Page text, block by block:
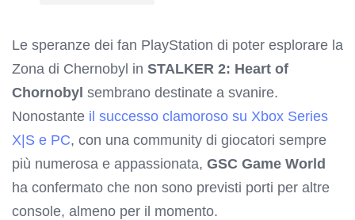
Le speranze dei fan PlayStation di poter esplorare la
Zona di Chernobyl in STALKER 2: Heart of
Chornobyl sembrano destinate a svanire.
Nonostante il successo clamoroso su Xbox Series
X|S e PC, con una community di giocatori sempre
più numerosa e appassionata, GSC Game World
ha confermato che non sono previsti porti per altre
console, almeno per il momento.